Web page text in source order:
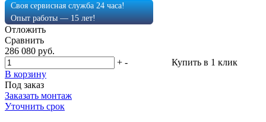
Своя сервисная служба 24 часа!
Опыт работы — 15 лет!
Отложить
Сравнить
286 080 руб.
+ -
В корзину
Купить в 1 клик
Под заказ
Заказать монтаж
Уточнить срок